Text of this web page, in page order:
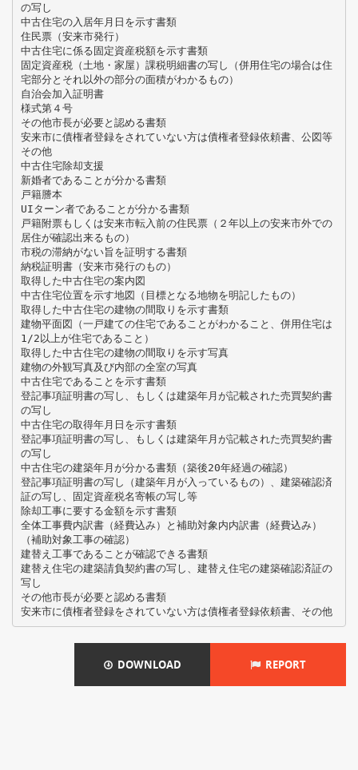
の写し
中古住宅の入居年月日を示す書類
住民票（安来市発行）
中古住宅に係る固定資産税額を示す書類
固定資産税（土地・家屋）課税明細書の写し（併用住宅の場合は住
宅部分とそれ以外の部分の面積がわかるもの）
自治会加入証明書
様式第４号
その他市長が必要と認める書類
安来市に債権者登録をされていない方は債権者登録依頼書、公図等
その他
中古住宅除却支援
新婚者であることが分かる書類
戸籍謄本
UIターン者であることが分かる書類
戸籍附票もしくは安来市転入前の住民票（２年以上の安来市外での
居住が確認出来るもの）
市税の滞納がない旨を証明する書類
納税証明書（安来市発行のもの）
取得した中古住宅の案内図
中古住宅位置を示す地図（目標となる地物を明記したもの）
取得した中古住宅の建物の間取りを示す書類
建物平面図（一戸建ての住宅であることがわかること、併用住宅は
1/2以上が住宅であること）
取得した中古住宅の建物の間取りを示す写真
建物の外観写真及び内部の全室の写真
中古住宅であることを示す書類
登記事項証明書の写し、もしくは建築年月が記載された売買契約書
の写し
中古住宅の取得年月日を示す書類
登記事項証明書の写し、もしくは建築年月が記載された売買契約書
の写し
中古住宅の建築年月が分かる書類（築後20年経過の確認）
登記事項証明書の写し（建築年月が入っているもの）、建築確認済
証の写し、固定資産税名寄帳の写し等
除却工事に要する金額を示す書類
全体工事費内訳書（経費込み）と補助対象内内訳書（経費込み）
（補助対象工事の確認）
建替え工事であることが確認できる書類
建替え住宅の建築請負契約書の写し、建替え住宅の建築確認済証の
写し
その他市長が必要と認める書類
安来市に債権者登録をされていない方は債権者登録依頼書、その他
DOWNLOAD REPORT